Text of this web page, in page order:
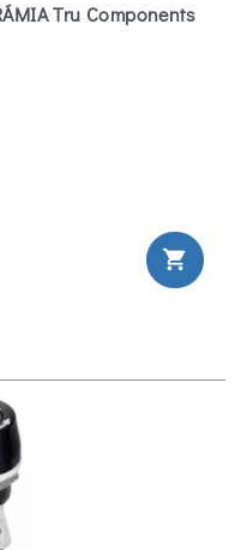
Tru Components
shopping_cart